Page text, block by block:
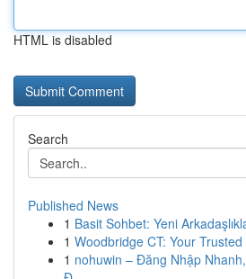
HTML is disabled
Search
Published News
1 Basit Sohbet: Yeni
1 Woodbridge CT: Your
1 nohuwin – Đăng Nhập